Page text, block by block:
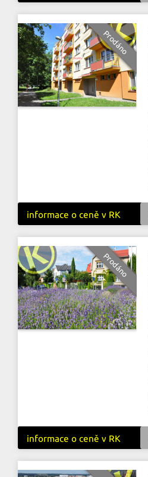
informace o ceně v RK
informace o ceně v RK